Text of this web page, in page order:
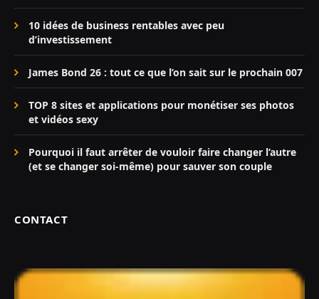
10 idées de business rentables avec peu
d’investissement
James Bond 26 : tout ce que l’on sait sur le prochain 007
TOP 8 sites et applications pour monétiser ses photos
et vidéos sexy
Pourquoi il faut arrêter de vouloir faire changer l’autre
(et se changer soi-même) pour sauver son couple
CONTACT